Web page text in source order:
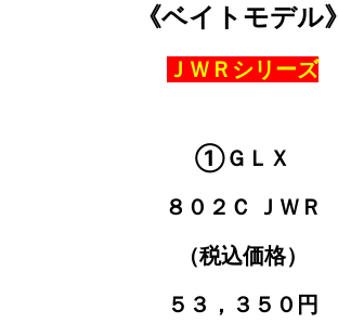
《ベイトモデル》
ＪＷＲシリーズ
①ＧＬＸ
８０２Ｃ ＪＷＲ
（税込価格）
５３，３５０円